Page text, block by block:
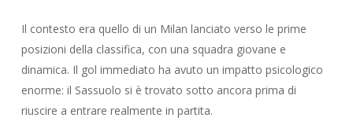
Il contesto era quello di un Milan lanciato verso le prime
posizioni della classifica, con una squadra giovane e
dinamica. Il gol immediato ha avuto un impatto psicologico
enorme: il Sassuolo si è trovato sotto ancora prima di
riuscire a entrare realmente in partita.